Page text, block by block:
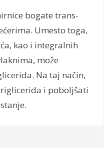
bogate trans-
Umesto toga,
kao i integralnih
može
Na taj način,
i poboljšati